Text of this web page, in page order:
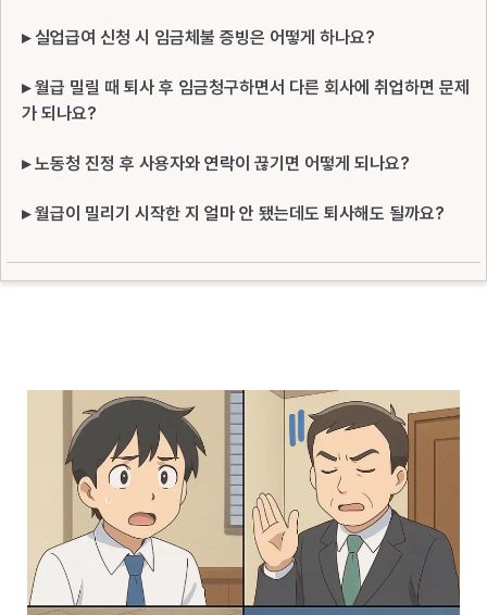
▸ 실업급여 신청 시 임금체불 증빙은 어떻게 하나요?
▸ 월급 밀릴 때 퇴사 후 임금청구하면서 다른 회사에 취업하면 문제
가 되나요?
▸ 노동청 진정 후 사용자와 연락이 끊기면 어떻게 되나요?
▸ 월급이 밀리기 시작한 지 얼마 안 됐는데도 퇴사해도 될까요?